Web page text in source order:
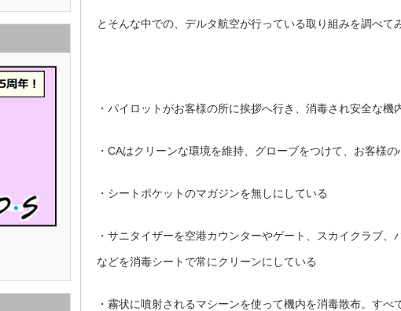
とそんな中での、デルタ航空が行っている取り組みを調べて
・パイロットがお客様の所に挨拶へ行き、消毒され安全な機
・CAはクリーンな環境を維持、グローブをつけて、お客様
・シートポケットのマガジンを無しにしている
・サニタイザーを空港カウンターやゲート、スカイクラブ
などを消毒シートで常にクリーンにしている
・霧状に噴射されるマシーンを使って機内を消毒散布。す